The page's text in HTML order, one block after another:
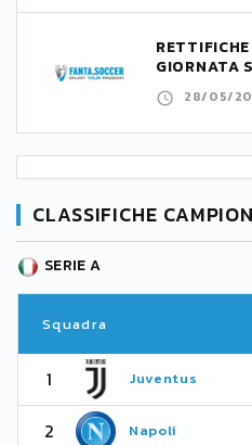
GIORNATA
28/05/
CLASSIFICHE
SERIE A
Squadra
1 Juventus
2 Napoli